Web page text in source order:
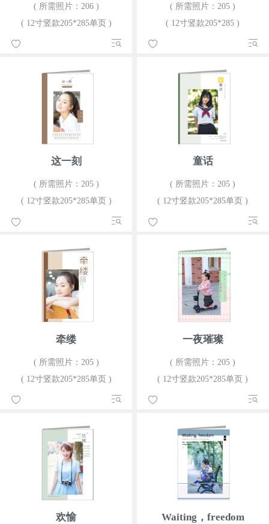
( 所需照片：206 )
( 12寸竖款205*285单页 )
( 所需照片：205 )
( 12寸竖款205*285 )
这一刻
( 所需照片：205 )
( 12寸竖款205*285单页 )
童话
( 所需照片：205 )
( 12寸竖款205*285单页 )
牵缕
( 所需照片：205 )
( 12寸竖款205*285单页 )
一夜璀璨
( 所需照片：205 )
( 12寸竖款205*285单页 )
欢愉 Waiting，freedom